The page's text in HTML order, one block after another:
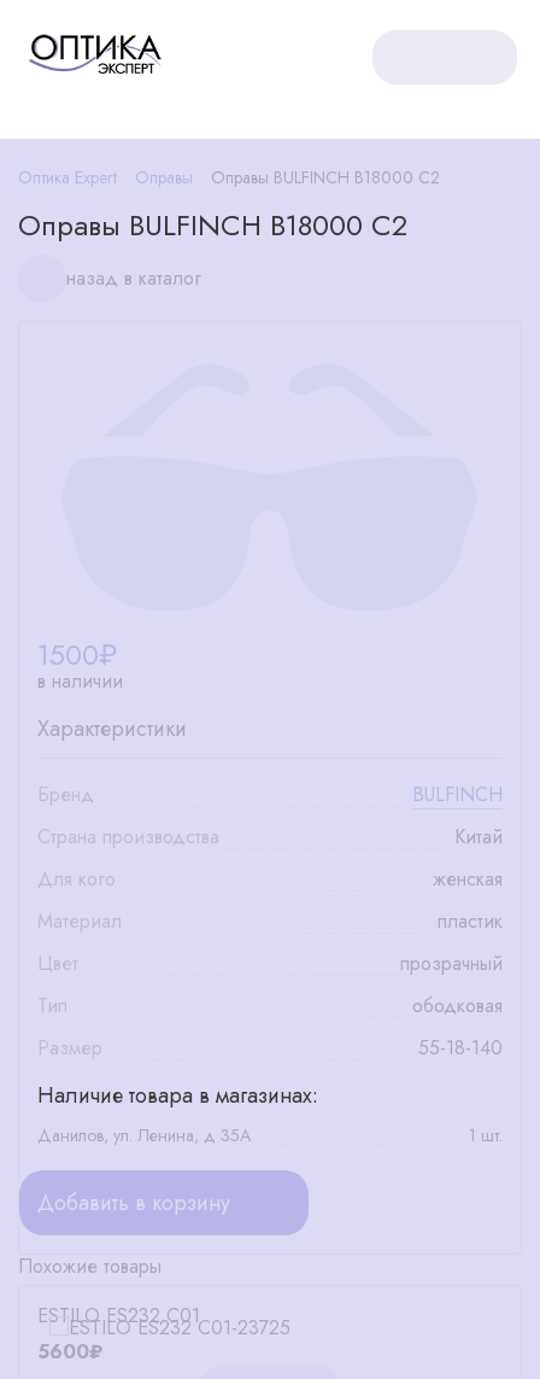
Оптика Expert Оправы Оправы BULFINCH В18000 С2
Оправы BULFINCH В18000 С2
назад в каталог
1500₽
в наличии
Характеристики
Бренд
BULFINCH
Страна производства
Китай
Для кого
женская
Материал
пластик
Цвет
прозрачный
Тип
ободковая
Размер
55-18-140
Наличие товара в магазинах:
Данилов, ул. Ленина, д 35А 1 шт.
Добавить в корзину
Похожие товары
ESTILO ES232 C01
5600₽